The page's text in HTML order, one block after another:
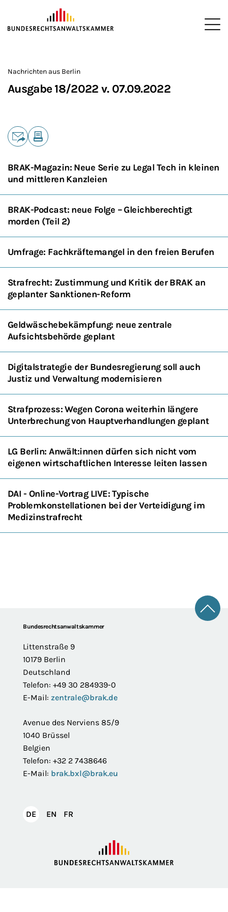
ZUM HAUPTINHALT SPRINGEN
Nachrichten aus Berlin
Ausgabe 18/2022 v. 07.09.2022
Teilen
BRAK-Magazin: Neue Serie zu Legal Tech in kleinen
und mittleren Kanzleien
BRAK-Podcast: neue Folge – Gleichberechtigt
morden (Teil 2)
Umfrage: Fachkräftemangel in den freien Berufen
Strafrecht: Zustimmung und Kritik der BRAK an
geplanter Sanktionen-Reform
Geldwäschebekämpfung: neue zentrale
Aufsichtsbehörde geplant
Digitalstrategie der Bundesregierung soll auch
Justiz und Verwaltung modernisieren
Strafprozess: Wegen Corona weiterhin längere
Unterbrechung von Hauptverhandlungen geplant
LG Berlin: Anwält:innen dürfen sich nicht vom
eigenen wirtschaftlichen Interesse leiten lassen
DAI - Online-Vortrag LIVE: Typische
Problemkonstellationen bei der Verteidigung im
Medizinstrafrecht
FooterBundesrechtsanwaltskammer
Littenstraße 9
10179 Berlin
Deutschland
Telefon: +49 30 284939-0
E-Mail: zentrale@brak.de
Avenue des Nerviens 85/9
1040 Brüssel
Belgien
Telefon: +32 2 7438646
E-Mail: brak.bxl@brak.eu
DEDeutsch
EN English
FR